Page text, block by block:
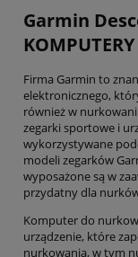
Garmin
Firma Garmin to
elektronicznego,
również w
zegarki sportowe i
wykorzystywane
modeli zegarków
wyposażone są w
przydatny dla
Komputer do
urządzenie, które
nurkowania, w tym